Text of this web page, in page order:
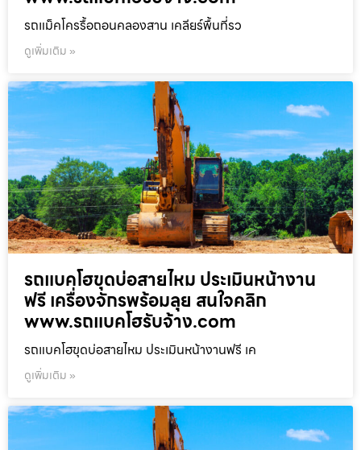
รถแม็คโครรื้อถอนคลองสาน เคลียร์พื้นที่รว
ดูเพิ่มเติม »
รถแบคโฮขุดบ่อสายไหม ประเมินหน้างาน
ฟรี เครื่องจักรพร้อมลุย สนใจคลิก
www.รถแบคโฮรับจ้าง.com
รถแบคโฮขุดบ่อสายไหม ประเมินหน้างานฟรี เค
ดูเพิ่มเติม »